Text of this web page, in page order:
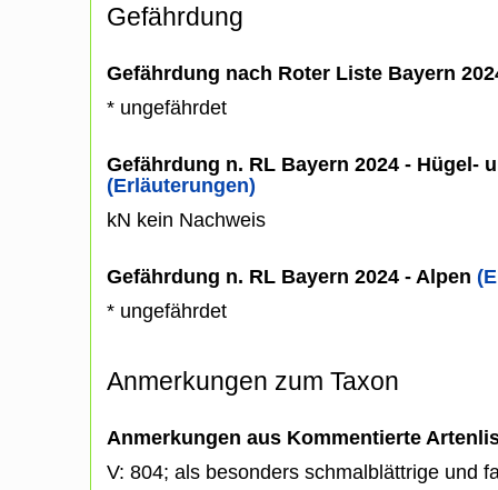
Gefährdung
Gefährdung nach Roter Liste Bayern
* ungefährdet
Gefährdung n. RL Bayern 2024 - Hügel-
(Erläuterungen)
kN kein Nachweis
Gefährdung n. RL Bayern 2024 - Alpen
* ungefährdet
Anmerkungen zum Taxon
Anmerkungen aus Kommentierte
V: 804; als besonders schmalblättrige und